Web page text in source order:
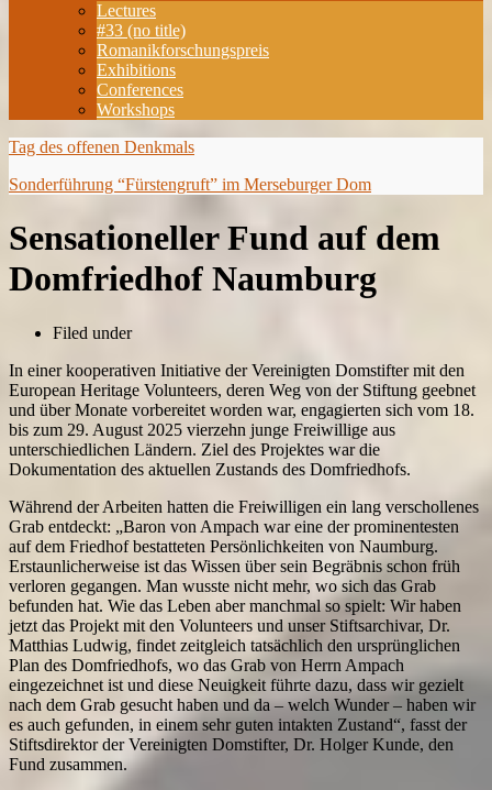
Lectures
#33 (no title)
Romanikforschungspreis
Exhibitions
Conferences
Workshops
Tag des offenen Denkmals
Sonderführung “Fürstengruft” im Merseburger Dom
Sensationeller Fund auf dem
Domfriedhof Naumburg
Filed under
In einer kooperativen Initiative der Vereinigten Domstifter mit den
European Heritage Volunteers, deren Weg von der Stiftung geebnet
und über Monate vorbereitet worden war, engagierten sich vom 18.
bis zum 29. August 2025 vierzehn junge Freiwillige aus
unterschiedlichen Ländern. Ziel des Projektes war die
Dokumentation des aktuellen Zustands des Domfriedhofs.
Während der Arbeiten hatten die Freiwilligen ein lang verschollenes
Grab entdeckt: „Baron von Ampach war eine der prominentesten
auf dem Friedhof bestatteten Persönlichkeiten von Naumburg.
Erstaunlicherweise ist das Wissen über sein Begräbnis schon früh
verloren gegangen. Man wusste nicht mehr, wo sich das Grab
befunden hat. Wie das Leben aber manchmal so spielt: Wir haben
jetzt das Projekt mit den Volunteers und unser Stiftsarchivar, Dr.
Matthias Ludwig, findet zeitgleich tatsächlich den ursprünglichen
Plan des Domfriedhofs, wo das Grab von Herrn Ampach
eingezeichnet ist und diese Neuigkeit führte dazu, dass wir gezielt
nach dem Grab gesucht haben und da – welch Wunder – haben wir
es auch gefunden, in einem sehr guten intakten Zustand“, fasst der
Stiftsdirektor der Vereinigten Domstifter, Dr. Holger Kunde, den
Fund zusammen.